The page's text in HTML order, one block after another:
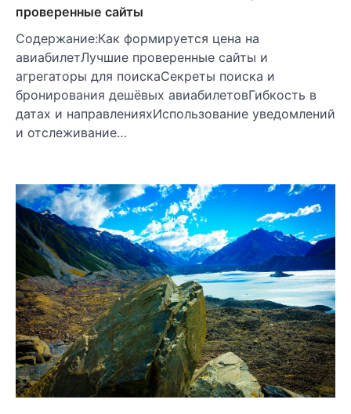
проверенные сайты
Содержание:Как формируется цена на
авиабилетЛучшие проверенные сайты и
агрегаторы для поискаCекреты поиска и
бронирования дешёвых авиабилетовГибкость в
датах и направленияхИспользование уведомлений
и отслеживание…